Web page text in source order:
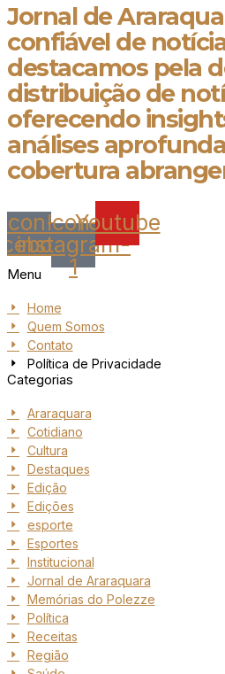
Jornal de
confiável de
destacamos pela
distribuição de
oferecendo
análises
cobertura
Icon-Icon-
instagram-
1
Youtube
Menu
Home
Quem Somos
Contato
Política de Privacidade
Categorias
Araraquara
Cotidiano
Cultura
Destaques
Edição
Edições
esporte
Esportes
Institucional
Jornal de Araraquara
Memórias do Polezze
Política
Receitas
Região